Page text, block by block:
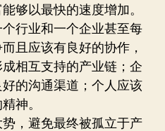
够以最快的速度增加。
行业和一个企业甚至每
且应该有良好的协作，
相互支持的产业链；企
的沟通渠道；个人应该
神。
，避免最终被孤立于产